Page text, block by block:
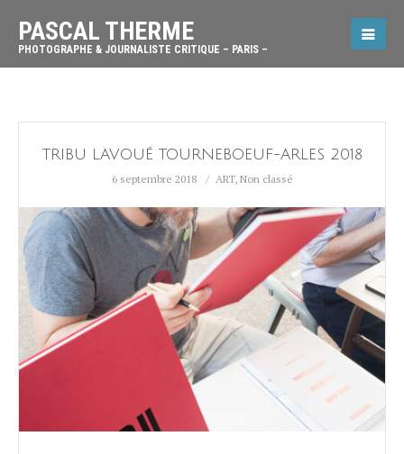
PASCAL THERME
PHOTOGRAPHE & JOURNALISTE CRITIQUE – PARIS –
TRIBU LAVOUÉ TOURNEBOEUF-ARLES 2018
6 septembre 2018 ART, Non classé